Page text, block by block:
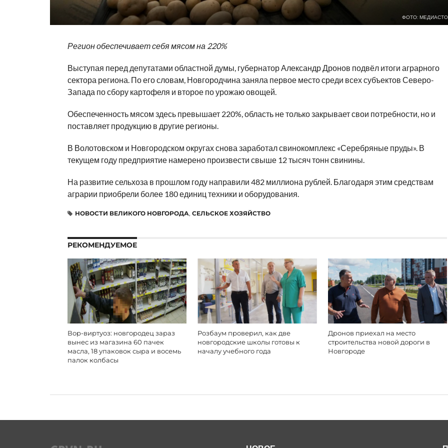
ФОТО:
Регион обеспечивает себя мясом на 220%
Выступая перед депутатами областной думы, губернатор Александр Дронов подвёл итоги аграрного
сектора региона. По его словам, Новгородчина заняла первое место среди всех субъектов Северо-
Запада по сбору картофеля и второе по урожаю овощей.
Обеспеченность мясом здесь превышает 220%, область не только закрывает свои потребности, но и
поставляет продукцию в другие регионы.
В Волотовском и Новгородском округах снова заработал свинокомплекс «Серебряные пруды». В
текущем году предприятие намерено произвести свыше 12 тысяч тонн свинины.
На развитие сельхоза в прошлом году направили 482 миллиона рублей. Благодаря этим средствам
аграрии приобрели более 180 единиц техники и оборудования.
НОВОСТИ ВЕЛИКОГО НОВГОРОДА, СЕЛЬСКОЕ ХОЗЯЙСТВО
РЕКОМЕНДУЕМОЕ
Вор-виртуоз: новгородец зараз
вынес из магазина 60 пачек
масла, 18 упаковок сыра и восемь
палок колбасы
Розбаум проверил, как две
новгородские школы готовы к
началу учебного года
Дронов приехал на место
строительства новой дороги в
Новгороде